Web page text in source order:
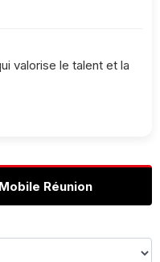
valorise le talent et la
Réunion